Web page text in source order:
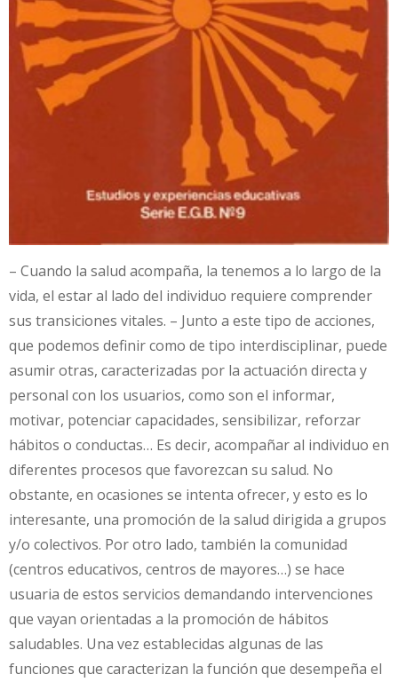
– Cuando la salud acompaña, la tenemos a lo largo de la
vida, el estar al lado del individuo requiere comprender
sus transiciones vitales. – Junto a este tipo de acciones,
que podemos definir como de tipo interdisciplinar, puede
asumir otras, caracterizadas por la actuación directa y
personal con los usuarios, como son el informar,
motivar, potenciar capacidades, sensibilizar, reforzar
hábitos o conductas… Es decir, acompañar al individuo en
diferentes procesos que favorezcan su salud. No
obstante, en ocasiones se intenta ofrecer, y esto es lo
interesante, una promoción de la salud dirigida a grupos
y/o colectivos. Por otro lado, también la comunidad
(centros educativos, centros de mayores…) se hace
usuaria de estos servicios demandando intervenciones
que vayan orientadas a la promoción de hábitos
saludables. Una vez establecidas algunas de las
funciones que caracterizan la función que desempeña el